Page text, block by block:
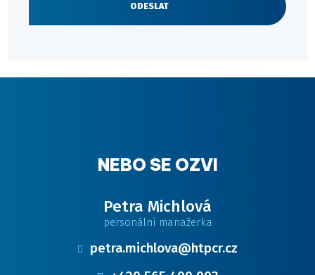
ODESLAT
nepodařilo
NEBO SE OZVI
Petra Michlová
personální manažerka
petra.michlova@htpcr.cz